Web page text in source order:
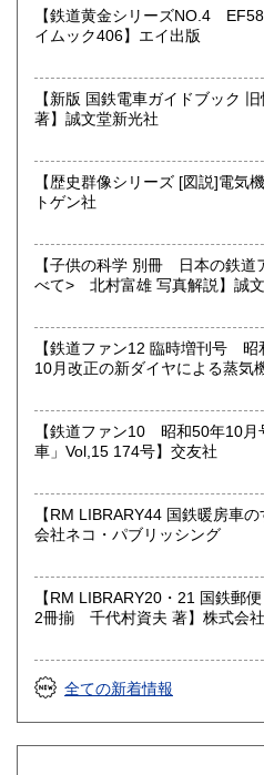
沿線名：★★電話・FAXでの在
対応しません。お電話を頂いて
営業時間：(平日)10:00-17:00
定休日：土日祝休/臨時休業有
★出張買取・郵送買取(※要事前
お気軽にご相談ください。
取り扱い分野
近代文献、趣味、サブカルチャ
【鉄道黄金シリーズNO.4
イムック406】エイ出版
【新版 国鉄電車ガイドブック
著】誠文堂新光社
【歴史群像シリーズ [図説]電
トゲン社
【子供の科学 別冊 日本の鉄道
べて> 北村富雄 写真解説】誠
【鉄道ファン12 臨時増刊号
10月改正の新ダイヤによる蒸気
【鉄道ファン10 昭和50年10月
車」Vol,15 174号】交友社
【RM LIBRARY44 国鉄暖房車
会社ネコ・パブリッシング
【RM LIBRARY20・21 国鉄郵
2冊揃 千代村資夫 著】株式会
全ての新着情報